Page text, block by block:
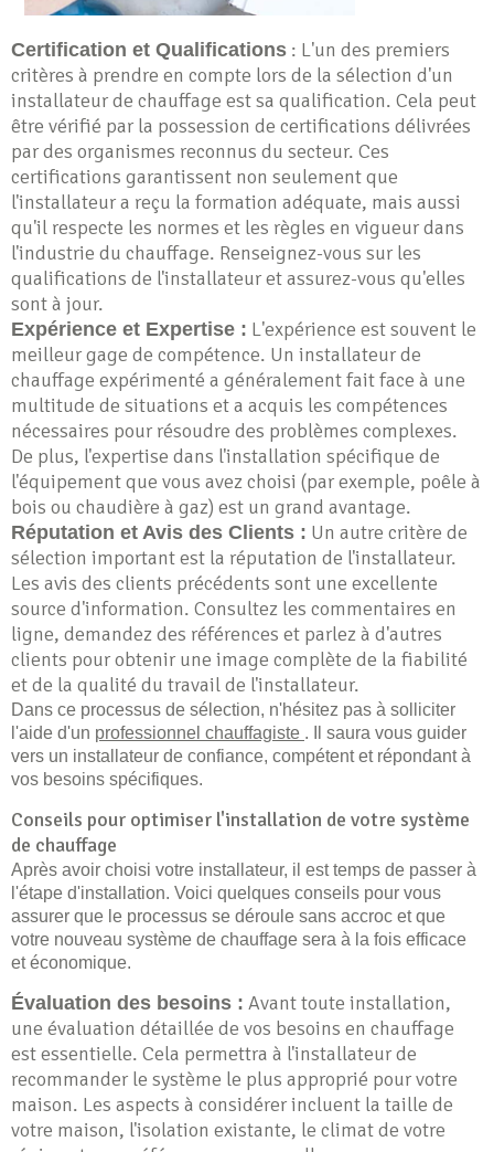
Certification et Qualifications : L'un des premiers
critères à prendre en compte lors de la sélection d'un
installateur de chauffage est sa qualification. Cela peut
être vérifié par la possession de certifications délivrées
par des organismes reconnus du secteur. Ces
certifications garantissent non seulement que
l'installateur a reçu la formation adéquate, mais aussi
qu'il respecte les normes et les règles en vigueur dans
l'industrie du chauffage. Renseignez-vous sur les
qualifications de l'installateur et assurez-vous qu'elles
sont à jour.
Expérience et Expertise : L'expérience est souvent le
meilleur gage de compétence. Un installateur de
chauffage expérimenté a généralement fait face à une
multitude de situations et a acquis les compétences
nécessaires pour résoudre des problèmes complexes.
De plus, l'expertise dans l'installation spécifique de
l'équipement que vous avez choisi (par exemple, poêle à
bois ou chaudière à gaz) est un grand avantage.
Réputation et Avis des Clients : Un autre critère de
sélection important est la réputation de l'installateur.
Les avis des clients précédents sont une excellente
source d'information. Consultez les commentaires en
ligne, demandez des références et parlez à d'autres
clients pour obtenir une image complète de la fiabilité
et de la qualité du travail de l'installateur.
Dans ce processus de sélection, n'hésitez pas à solliciter
l'aide d'un professionnel chauffagiste . Il saura vous guider
vers un installateur de confiance, compétent et répondant à
vos besoins spécifiques.
Conseils pour optimiser l'installation de votre système
de chauffage
Après avoir choisi votre installateur, il est temps de passer à
l'étape d'installation. Voici quelques conseils pour vous
assurer que le processus se déroule sans accroc et que
votre nouveau système de chauffage sera à la fois efficace
et économique.
Évaluation des besoins : Avant toute installation,
une évaluation détaillée de vos besoins en chauffage
est essentielle. Cela permettra à l'installateur de
recommander le système le plus approprié pour votre
maison. Les aspects à considérer incluent la taille de
votre maison, l'isolation existante, le climat de votre